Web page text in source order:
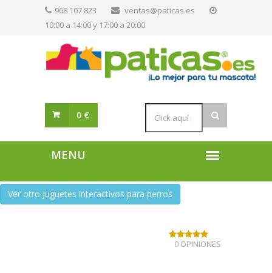
968 107 823
ventas@paticas.es
10:00 a 14:00 y 17:00 a 20:00
0 €
Ver otro Juguetes interactivos para perros
0 OPINIONES